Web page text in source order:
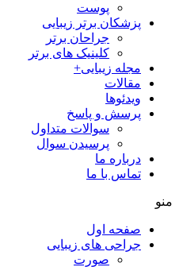
پوست
پزشکان برتر زیبایی
جراحان برتر
کلینیک های برتر
مجله زیبایی+
مقالات
ویدئوها
پرسش و پاسخ
سوالات متداول
پرسیدن سوال
درباره ما
تماس با ما
منو
صفحه اول
جراحی های زیبایی
صورت